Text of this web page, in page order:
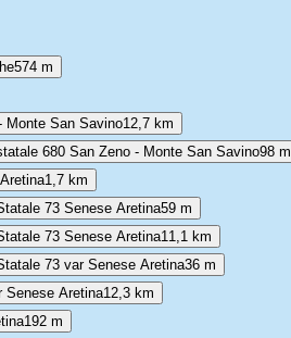
574 m
Monte San Savino12,7 km
680 San Zeno - Monte San Savino98 m
1,7 km
73 Senese Aretina59 m
73 Senese Aretina11,1 km
73 var Senese Aretina36 m
Senese Aretina12,3 km
192 m